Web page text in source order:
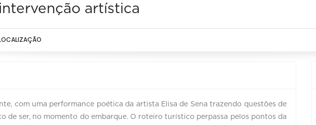
artística
com uma performance poética da artista Elisa de Sena trazendo questões de
de ser, no momento do embarque. O roteiro turístico perpassa pelos pontos da